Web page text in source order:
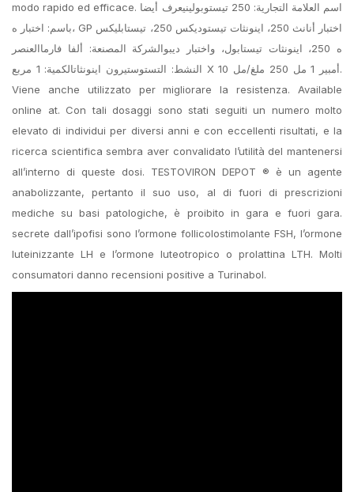
modo rapido ed efficace. اسم العلامة التجارية: 250 تيستوبولينيعرف أيضا
باسم: اختبار ه، GP اختبار أنانث 250، اينونثات تيستوديكس 250، تيستابليكس
ه 250، اينونثات تيستابول، واختبار ديبوالشركة المصنعة: ألفا فارماالعنصر
النشط: التستوستيرون اينونثاتالكمية: 1 مربع X 10 أمبير 1 مل 250 ملغ/مل.
Viene anche utilizzato per migliorare la resistenza. Available
online at. Con tali dosaggi sono stati seguiti un numero molto
elevato di individui per diversi anni e con eccellenti risultati, e la
ricerca scientifica sembra aver convalidato l’utilità del mantenersi
all’interno di queste dosi. TESTOVIRON DEPOT ® è un agente
anabolizzante, pertanto il suo uso, al di fuori di prescrizioni
mediche su basi patologiche, è proibito in gara e fuori gara.
secrete dall’ipofisi sono l’ormone follicolostimolante FSH, l’ormone
luteinizzante LH e l’ormone luteotropico o prolattina LTH. Molti
consumatori danno recensioni positive a Turinabol.